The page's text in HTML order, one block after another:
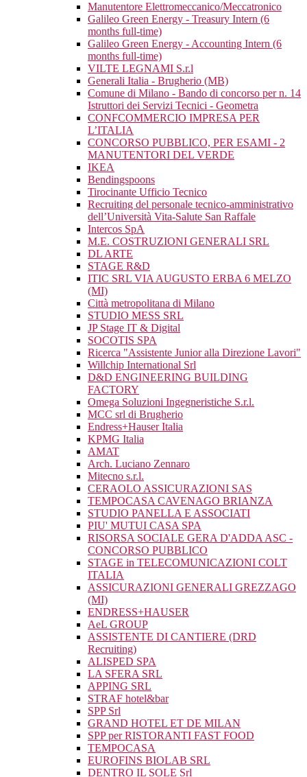
Manutentore Elettromeccanico/Meccatronico
Galileo Green Energy - Treasury Intern (6
months full-time)
Galileo Green Energy - Accounting Intern (6
months full-time)
VILTE LEGNAMI S.r.l
Generali Italia - Brugherio (MB)
Comune di Milano - Bando di concorso per n. 14
Istruttori dei Servizi Tecnici - Geometra
CONFCOMMERCIO IMPRESA PER
L’ITALIA
CONCORSO PUBBLICO, PER ESAMI - 2
MANUTENTORI DEL VERDE
IKEA
Bendingspoons
Tirocinante Ufficio Tecnico
Recruiting del personale tecnico-amministrativo
dell’Università Vita-Salute San Raffale
Intercos SpA
M.E. COSTRUZIONI GENERALI SRL
DL ARTE
STAGE R&D
ITIC SRL VIA AUGUSTO ERBA 6 MELZO
(MI)
Città metropolitana di Milano
STUDIO MESS SRL
JP Stage IT & Digital
SOCOTIS SPA
Ricerca "Assistente Junior alla Direzione Lavori"
Willchip International Srl
D&D ENGINEERING BUILDING
FACTORY
Omega Soluzioni Ingegneristiche S.r.l.
MCC srl di Brugherio
Endress+Hauser Italia
KPMG Italia
AMAT
Arch. Luciano Zennaro
Mitecno s.r.l.
CERAOLO ASSICURAZIONI SAS
TEMPOCASA CAVENAGO BRIANZA
STUDIO PANELLA E ASSOCIATI
PIU' MUTUI CASA SPA
RISORSA SOCIALE GERA D'ADDA ASC -
CONCORSO PUBBLICO
STAGE in TELECOMUNICAZIONI COLT
ITALIA
ASSICURAZIONI GENERALI GREZZAGO
(MI)
ENDRESS+HAUSER
AeL GROUP
ASSISTENTE DI CANTIERE (DRD
Recruiting)
ALISPED SPA
LA SFERA SRL
APPING SRL
STRAF hotel&bar
SPP Srl
GRAND HOTEL ET DE MILAN
SPP per RISTORANTI FAST FOOD
TEMPOCASA
EUROFINS BIOLAB SRL
DENTRO IL SOLE Srl